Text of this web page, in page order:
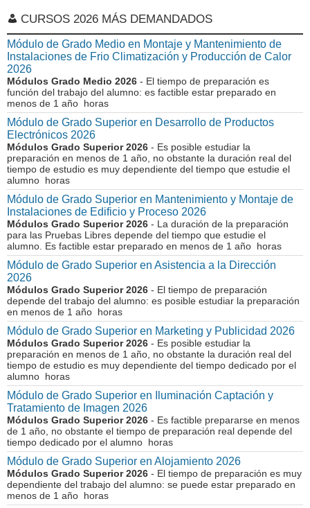
CURSOS 2026 MÁS DEMANDADOS
Módulo de Grado Medio en Montaje y Mantenimiento de
Instalaciones de Frio Climatización y Producción de Calor
2026
Módulos Grado Medio 2026 - El tiempo de preparación es
función del trabajo del alumno: es factible estar preparado en
menos de 1 año horas
Módulo de Grado Superior en Desarrollo de Productos
Electrónicos 2026
Módulos Grado Superior 2026 - Es posible estudiar la
preparación en menos de 1 año, no obstante la duración real del
tiempo de estudio es muy dependiente del tiempo que estudie el
alumno horas
Módulo de Grado Superior en Mantenimiento y Montaje de
Instalaciones de Edificio y Proceso 2026
Módulos Grado Superior 2026 - La duración de la preparación
para las Pruebas Libres depende del tiempo que estudie el
alumno. Es factible estar preparado en menos de 1 año horas
Módulo de Grado Superior en Asistencia a la Dirección
2026
Módulos Grado Superior 2026 - El tiempo de preparación
depende del trabajo del alumno: es posible estudiar la preparación
en menos de 1 año horas
Módulo de Grado Superior en Marketing y Publicidad 2026
Módulos Grado Superior 2026 - Es posible estudiar la
preparación en menos de 1 año, no obstante la duración real del
tiempo de estudio es muy dependiente del tiempo dedicado por el
alumno horas
Módulo de Grado Superior en Iluminación Captación y
Tratamiento de Imagen 2026
Módulos Grado Superior 2026 - Es factible prepararse en menos
de 1 año, no obstante el tiempo de preparación real depende del
tiempo dedicado por el alumno horas
Módulo de Grado Superior en Alojamiento 2026
Módulos Grado Superior 2026 - El tiempo de preparación es muy
dependiente del trabajo del alumno: se puede estar preparado en
menos de 1 año horas